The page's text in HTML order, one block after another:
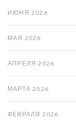
ИЮНЯ 2026
МАЯ 2026
АПРЕЛЯ 2026
МАРТА 2026
ФЕВРАЛЯ 2026